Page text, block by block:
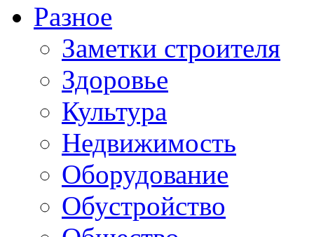
Разное
Заметки строителя
Здоровье
Культура
Недвижимость
Оборудование
Обустройство